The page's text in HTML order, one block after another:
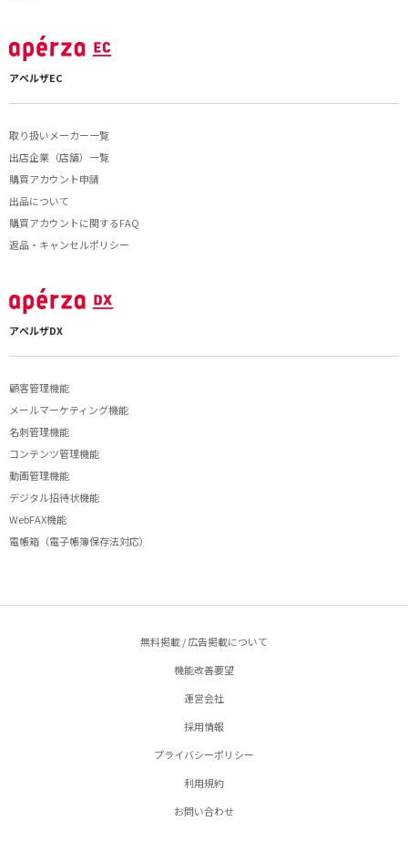
アペルザEC
取り扱いメーカー一覧
出店企業（店舗）一覧
購買アカウント申請
出品について
購買アカウントに関するFAQ
返品・キャンセルポリシー
アペルザDX
顧客管理機能
メールマーケティング機能
名刺管理機能
コンテンツ管理機能
動画管理機能
デジタル招待状機能
WebFAX機能
電帳箱（電子帳簿保存法対応）
無料掲載 / 広告掲載について
機能改善要望
運営会社
採用情報
プライバシーポリシー
利用規約
お問い合わせ